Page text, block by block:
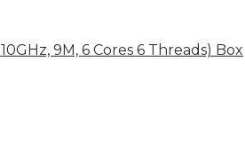
9M, 6 Cores 6 Threads) Box